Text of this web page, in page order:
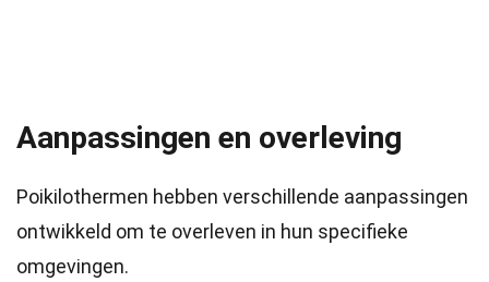
Aanpassingen en overleving
Poikilothermen hebben verschillende aanpassingen
ontwikkeld om te overleven in hun specifieke
omgevingen.